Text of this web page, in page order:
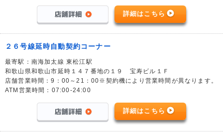
詳細はこちら
２６号線延時自動契約コーナー
最寄駅：南海加太線 東松江駅
和歌山県和歌山市延時１４７番地の１９ 宝寿ビル１Ｆ
店舗営業時間：9：00～21：00※契約機により営業時間が異なります。
ATM営業時間：07:00-24:00
詳細はこちら